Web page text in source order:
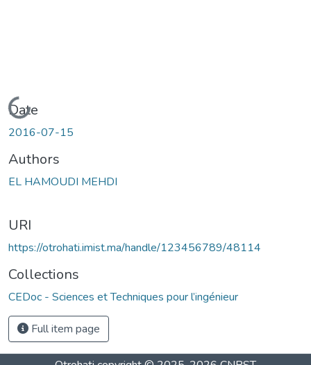
Loading...
Date
2016-07-15
Authors
EL HAMOUDI MEHDI
URI
https://otrohati.imist.ma/handle/123456789/48114
Collections
CEDoc - Sciences et Techniques pour l’ingénieur
Full item page